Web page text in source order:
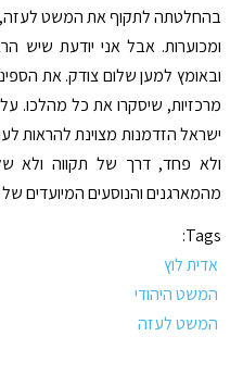
בהחלטתה לתקוף את המשט לעזה,
ומכוערות. אבל אני יודעת שיש
ובאומץ למען שלום צודק. את
מרכזיות, שיסקרו את כל מהלכו.
ישראל הזדמנות מצוינת להראות
ולא פחד, דרך של תקווה ולא
מהמארגנים והנוסעים המיועדים
Tags:
אדית לוץ
המשט היהודי
המשט לעזה